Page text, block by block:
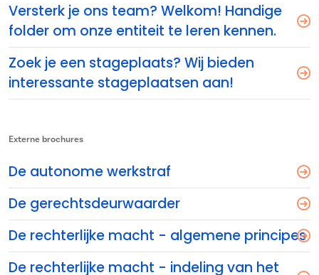
Versterk je ons team? Welkom! Handige
folder om onze entiteit te leren kennen.
Zoek je een stageplaats? Wij bieden
interessante stageplaatsen aan!
Externe brochures
De autonome werkstraf
De gerechtsdeurwaarder
De rechterlijke macht - algemene principes
De rechterlijke macht - indeling van het